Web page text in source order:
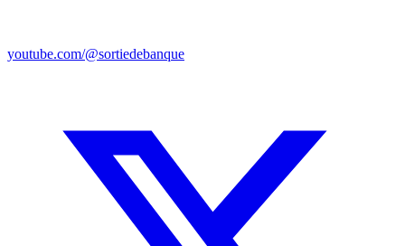
youtube.com/@sortiedebanque